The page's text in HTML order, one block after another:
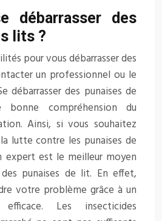
débarrasser des
lits ?
pour vous débarrasser des
un professionnel ou le
débarrasser des punaises de
compréhension du
Ainsi, si vous souhaitez
lutte contre les punaises de
est le meilleur moyen
punaises de lit. En effet,
votre problème grâce à un
Les insecticides